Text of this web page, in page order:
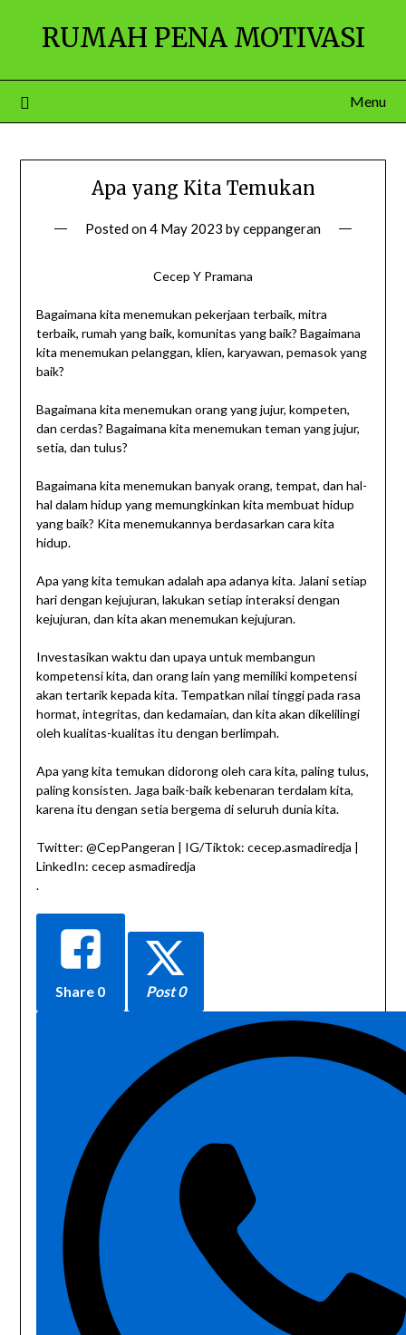
RUMAH PENA MOTIVASI
Menu
Apa yang Kita Temukan
Posted on4 May 2023 byceppangeran
Cecep Y Pramana
Bagaimana kita menemukan pekerjaan terbaik, mitra
terbaik, rumah yang baik, komunitas yang baik? Bagaimana
kita menemukan pelanggan, klien, karyawan, pemasok yang
baik?
Bagaimana kita menemukan orang yang jujur, kompeten,
dan cerdas? Bagaimana kita menemukan teman yang jujur,
setia, dan tulus?
Bagaimana kita menemukan banyak orang, tempat, dan hal-
hal dalam hidup yang memungkinkan kita membuat hidup
yang baik? Kita menemukannya berdasarkan cara kita
hidup.
Apa yang kita temukan adalah apa adanya kita. Jalani setiap
hari dengan kejujuran, lakukan setiap interaksi dengan
kejujuran, dan kita akan menemukan kejujuran.
Investasikan waktu dan upaya untuk membangun
kompetensi kita, dan orang lain yang memiliki kompetensi
akan tertarik kepada kita. Tempatkan nilai tinggi pada rasa
hormat, integritas, dan kedamaian, dan kita akan dikelilingi
oleh kualitas-kualitas itu dengan berlimpah.
Apa yang kita temukan didorong oleh cara kita, paling tulus,
paling konsisten. Jaga baik-baik kebenaran terdalam kita,
karena itu dengan setia bergema di seluruh dunia kita.
Twitter: @CepPangeran | IG/Tiktok: cecep.asmadiredja |
LinkedIn: cecep asmadiredja
.
Share 0 Post 0